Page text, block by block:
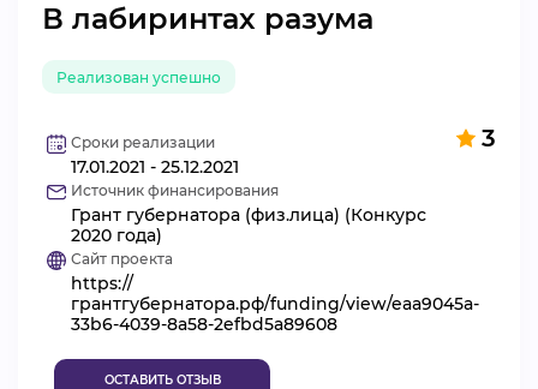
ОРГАНИЗАЦИИ
АКТИВИСТЫ
ПРОЕКТЫ
АНАЛИТИКА
БАЗА ЗНАНИЙ
ВИДЕОКУРСЫ
В лабиринтах разума
Реализован успешно
3
Сроки реализации
17.01.2021 - 25.12.2021
Источник финансирования
Грант губернатора (физ.лица) (Конкурс
2020 года)
Сайт проекта
https://
грантгубернатора.рф/funding/view/eaa9045a-
33b6-4039-8a58-2efbd5a89608
ОСТАВИТЬ ОТЗЫВ